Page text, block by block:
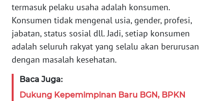
termasuk pelaku usaha adalah konsumen.
Konsumen tidak mengenal usia, gender, profesi,
jabatan, status sosial dll. Jadi, setiap konsumen
adalah seluruh rakyat yang selalu akan berurusan
dengan masalah kesehatan.
Baca Juga:
Dukung Kepemimpinan Baru BGN, BPKN
WN
SUMUT
WN
WN
JABAR